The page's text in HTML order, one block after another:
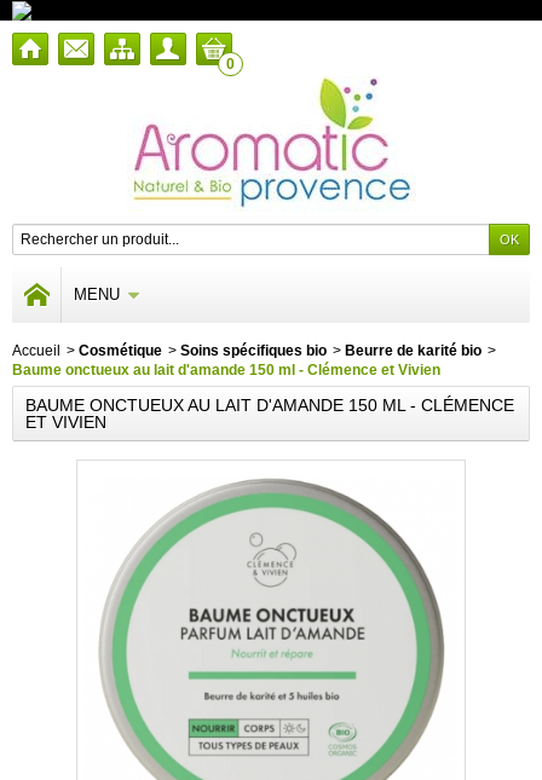
0
MENU
Accueil > Cosmétique > Soins spécifiques bio > Beurre de karité bio >
Baume onctueux au lait d'amande 150 ml - Clémence et Vivien
BAUME ONCTUEUX AU LAIT D'AMANDE 150 ML - CLÉMENCE
ET VIVIEN